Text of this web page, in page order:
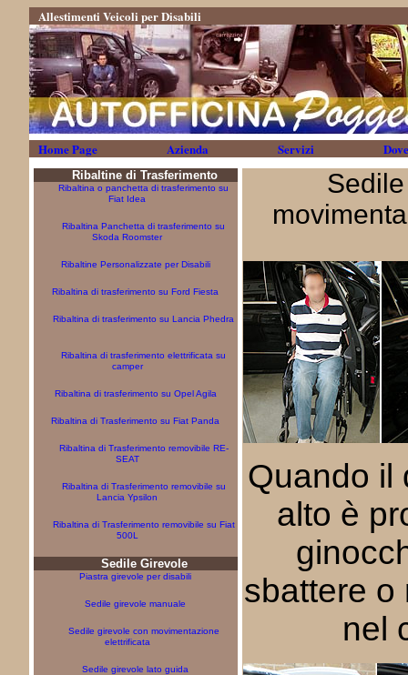
Allestimenti Veicoli per Disabili
Home Page Azienda Servizi
Ribaltine di Trasferimento
Ribaltina o panchetta di trasferimento su
Fiat Idea
Ribaltina Panchetta di trasferimento su
Skoda Roomster
Ribaltine Personalizzate per Disabili
Ribaltina di trasferimento su Ford Fiesta
Ribaltina di trasferimento su Lancia Phedra
Ribaltina di trasferimento elettrificata su
camper
Ribaltina di trasferimento su Opel Agila
Ribaltina di Trasferimento su Fiat Panda
Ribaltina di Trasferimento removibile RE-
SEAT
Ribaltina di Trasferimento removibile su
Lancia Ypsilon
Ribaltina di Trasferimento removibile su Fiat
500L
Sedile Girevole
Piastra girevole per disabili
Sedile girevole manuale
Sedile girevole con movimentazione
elettrificata
Sedile girevole lato guida
Quando il
alto è
sbattere o
nel